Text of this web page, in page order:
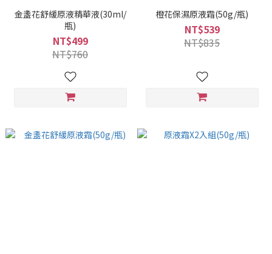
金盞花舒緩原液精華液(30ml/
瓶)
NT$499
NT$760
橙花保濕原液霜(50g/瓶)
NT$539
NT$835